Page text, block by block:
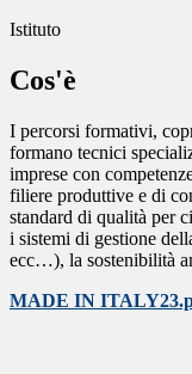
Istituto
Cos'è
I percorsi formativi,
formano tecnici
imprese con
filiere produttive e di
standard di qualità per
i sistemi di gestione
ecc…), la sostenibilità
MADE IN